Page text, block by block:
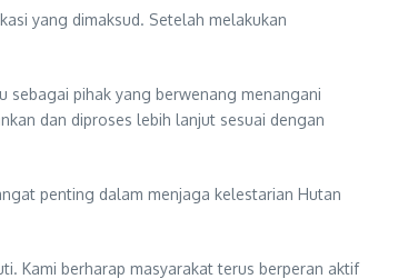
yang dimaksud. Setelah melakukan
sebagai pihak yang berwenang menangani
dan diproses lebih lanjut sesuai dengan
penting dalam menjaga kelestarian Hutan
Kami berharap masyarakat terus berperan aktif